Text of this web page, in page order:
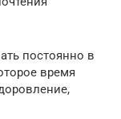
постоянно в
время